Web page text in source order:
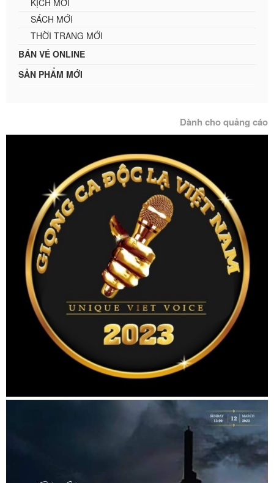
KỊCH MỚI
SÁCH MỚI
THỜI TRANG MỚI
BÁN VÉ ONLINE
SẢN PHẨM MỚI
Dành cho quảng cáo